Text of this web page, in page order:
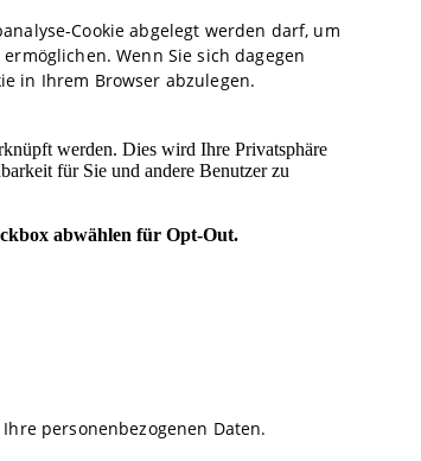
Cookie abgelegt werden darf, um
Wenn Sie sich dagegen
in Ihrem Browser abzulegen.
personenbezogenen Daten.